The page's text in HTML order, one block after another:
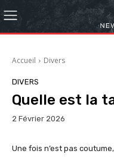
Accueil Divers
DIVERS
Quelle est la
2 Février 2026
Une fois n’est pas